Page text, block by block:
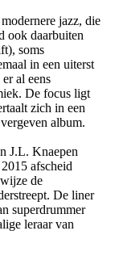
jazz, die
ook daarbuiten
soms
in een uiterst
al eens
De focus ligt
zich in een
album.
J.L. Knaepen
afscheid
de
De liner
superdrummer
leraar van